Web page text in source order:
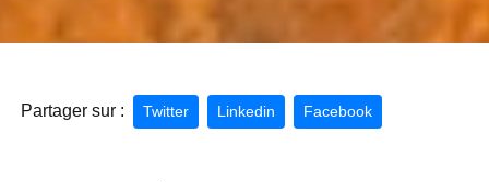
Partager sur : Twitter Linkedin Facebook